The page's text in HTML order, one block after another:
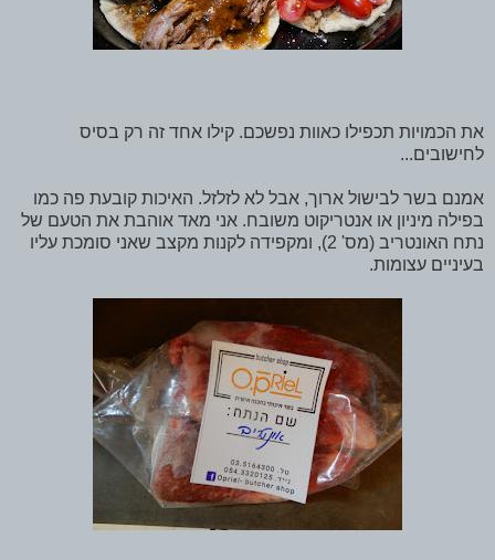
את הכמויות תכפילו כאוות נפשכם. קילו אחד זה רק בסיס
לחישובים...
אמנם בשר לבישול ארוך, אבל לא לזלזל. האיכות קובעת פה כמו
בפילה מיניון או אנטריקוט משובח. אני מאד אוהבת את הטעם של
נתח האונטריב (מס' 2), ומקפידה לקנות מקצב שאני סומכת עליו
בעיניים עצומות.